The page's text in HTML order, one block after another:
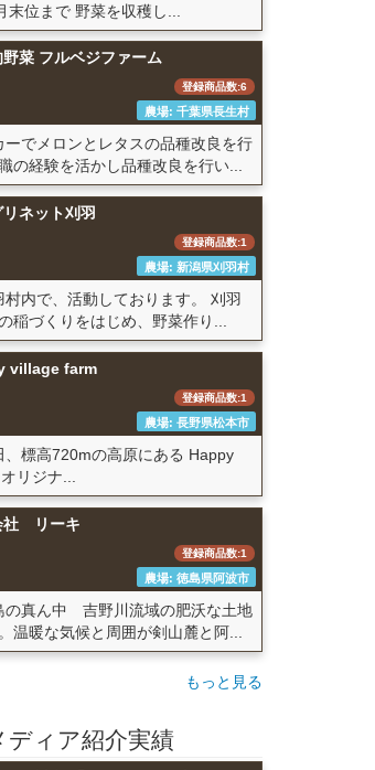
位まで 野菜を収穫し...
菜 フルベジファーム
登録商品数:6
農場: 千葉県長生村
ーでメロンとレタスの品種改良を行
の経験を活かし品種改良を行い...
ネット刈羽
登録商品数:1
農場: 新潟県刈羽村
村内で、活動しております。 刈羽
稲づくりをはじめ、野菜作り...
village farm
登録商品数:1
農場: 長野県松本市
、標高720mの高原にある Happy
リジナ...
社 リーキ
登録商品数:1
農場: 徳島県阿波市
真ん中 吉野川流域の肥沃な土地
温暖な気候と周囲が剣山麓と阿...
もっと見る
ディア紹介実績